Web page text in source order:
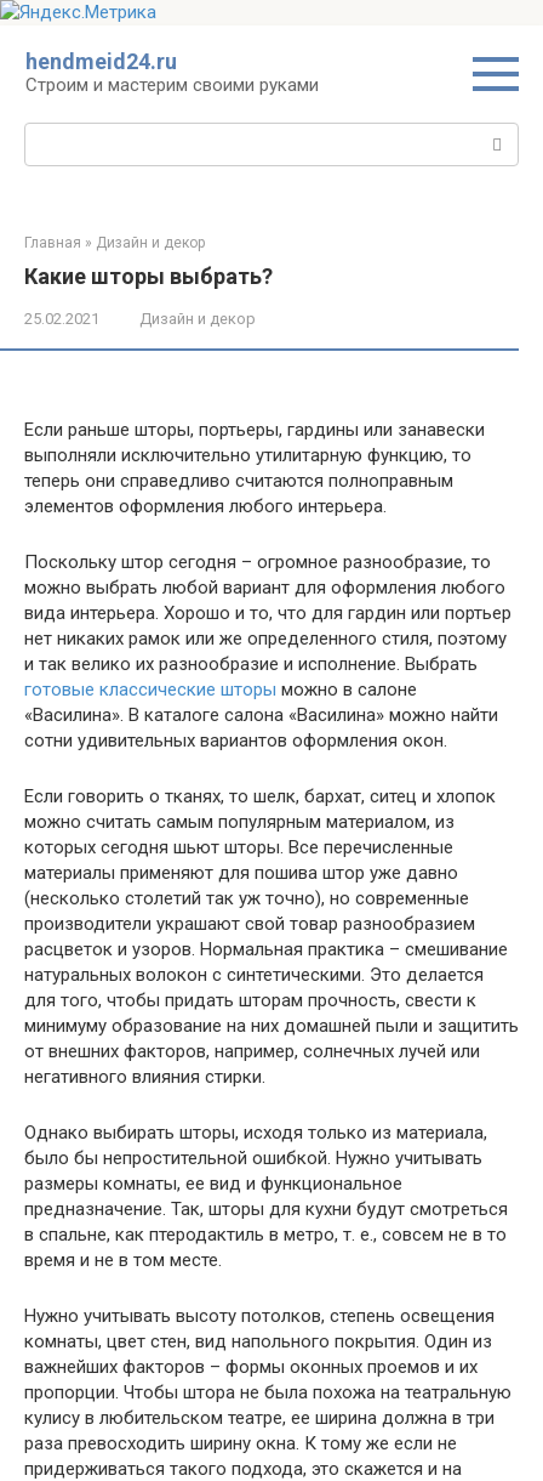
контенту
hendmeid24.ru
Строим и мастерим своими руками
Поиск:
Главная » Дизайн и декор
Какие шторы выбрать?
25.02.2021 Дизайн и декор
Если раньше шторы, портьеры, гардины или занавески
выполняли исключительно утилитарную функцию, то
теперь они справедливо считаются полноправным
элементов оформления любого интерьера.
Поскольку штор сегодня – огромное разнообразие, то
можно выбрать любой вариант для оформления любого
вида интерьера. Хорошо и то, что для гардин или портьер
нет никаких рамок или же определенного стиля, поэтому
и так велико их разнообразие и исполнение. Выбрать
готовые классические шторы можно в салоне
«Василина». В каталоге салона «Василина» можно найти
сотни удивительных вариантов оформления окон.
Если говорить о тканях, то шелк, бархат, ситец и хлопок
можно считать самым популярным материалом, из
которых сегодня шьют шторы. Все перечисленные
материалы применяют для пошива штор уже давно
(несколько столетий так уж точно), но современные
производители украшают свой товар разнообразием
расцветок и узоров. Нормальная практика – смешивание
натуральных волокон с синтетическими. Это делается
для того, чтобы придать шторам прочность, свести к
минимуму образование на них домашней пыли и защитить
от внешних факторов, например, солнечных лучей или
негативного влияния стирки.
Однако выбирать шторы, исходя только из материала,
было бы непростительной ошибкой. Нужно учитывать
размеры комнаты, ее вид и функциональное
предназначение. Так, шторы для кухни будут смотреться
в спальне, как птеродактиль в метро, т. е., совсем не в то
время и не в том месте.
Нужно учитывать высоту потолков, степень освещения
комнаты, цвет стен, вид напольного покрытия. Один из
важнейших факторов – формы оконных проемов и их
пропорции. Чтобы штора не была похожа на театральную
кулису в любительском театре, ее ширина должна в три
раза превосходить ширину окна. К тому же если не
придерживаться такого подхода, это скажется и на